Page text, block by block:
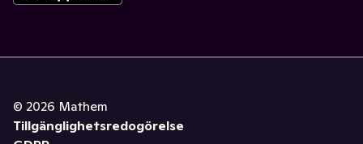
© 2026 Mathem
Tillgänglighetsredogörelse